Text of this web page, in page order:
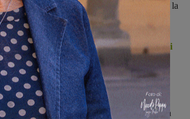
nel Centro cottura di Bomba, quando la
fa alcuni genitori protestarono perchè ai
stati serviti cibi freddi. Il sindaco Maurizio
Barbara Fabbri, visitò i plessi e
già state affrontate e risolte altre sono in